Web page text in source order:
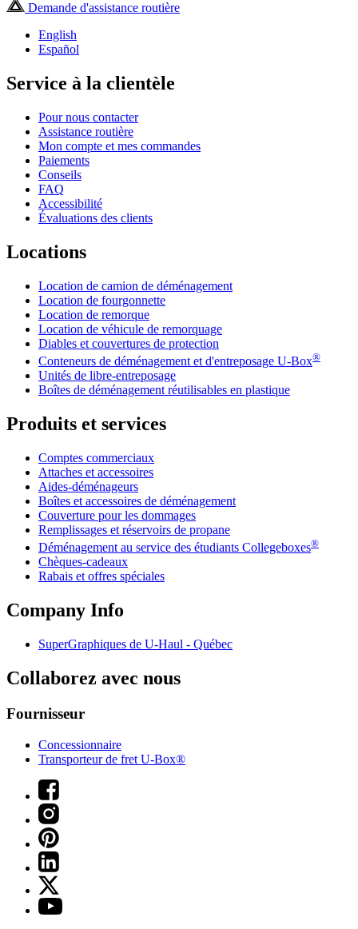
Demande d'assistance routière
English
Español
Service à la clientèle
Pour nous contacter
Assistance routière
Mon compte et mes commandes
Paiements
Conseils
FAQ
Accessibilité
Évaluations des clients
Locations
Location de camion de déménagement
Location de fourgonnette
Location de remorque
Location de véhicule de remorquage
Diables et couvertures de protection
Conteneurs de déménagement et d'entreposage U-Box®
Unités de libre-entreposage
Boîtes de déménagement réutilisables en plastique
Produits et services
Comptes commerciaux
Attaches et accessoires
Aides-déménageurs
Boîtes et accessoires de déménagement
Couverture pour les dommages
Remplissages et réservoirs de propane
Déménagement au service des étudiants Collegeboxes®
Chèques-cadeaux
Rabais et offres spéciales
Company Info
SuperGraphiques de U-Haul - Québec
Collaborez avec nous
Fournisseur
Concessionnaire
Transporteur de fret U-Box®